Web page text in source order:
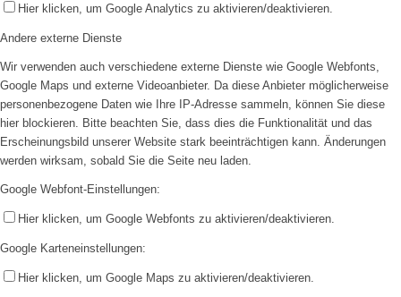
Hier klicken, um Google Analytics zu aktivieren/deaktivieren.
Andere externe Dienste
Wir verwenden auch verschiedene externe Dienste wie Google Webfonts,
Google Maps und externe Videoanbieter. Da diese Anbieter möglicherweise
personenbezogene Daten wie Ihre IP-Adresse sammeln, können Sie diese
hier blockieren. Bitte beachten Sie, dass dies die Funktionalität und das
Erscheinungsbild unserer Website stark beeinträchtigen kann. Änderungen
werden wirksam, sobald Sie die Seite neu laden.
Google Webfont-Einstellungen:
Hier klicken, um Google Webfonts zu aktivieren/deaktivieren.
Google Karteneinstellungen:
Hier klicken, um Google Maps zu aktivieren/deaktivieren.